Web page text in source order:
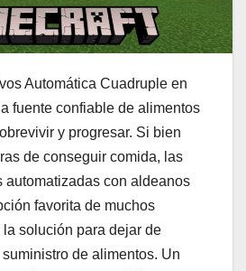
Automática Cuadruple en
fuente confiable de alimentos
y progresar. Si bien
de conseguir comida, las
automatizadas con aldeanos
favorita de muchos
solución para dejar de
de alimentos. Un